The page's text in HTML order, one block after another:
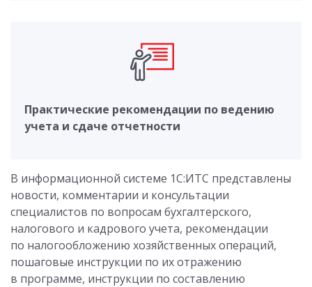
Практические рекомендации по ведению
учета и сдаче отчетности
В информационной системе 1С:ИТС представлены
новости, комментарии и консультации
специалистов по вопросам бухгалтерского,
налогового и кадрового учета, рекомендации
по налогообложению хозяйственных операций,
пошаговые инструкции по их отражению
в программе, инструкции по составлению